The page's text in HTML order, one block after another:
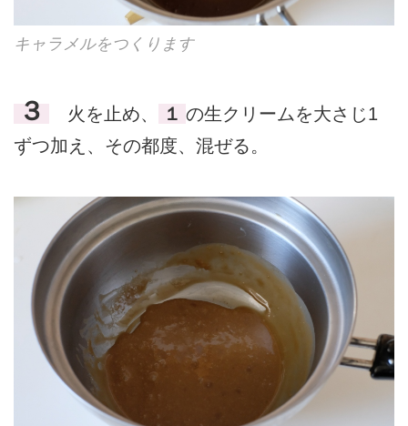
キャラメルをつくります
３ 火を止め、 １ の生クリームを大さじ1
ずつ加え、その都度、混ぜる。